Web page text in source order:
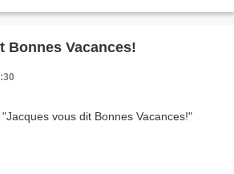
Bonnes Vacances!